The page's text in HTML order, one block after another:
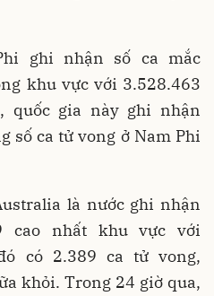
ghi nhận số ca mắc
khu vực với 3.528.463
quốc gia này ghi nhận
số ca tử vong ở Nam Phi
là nước ghi nhận
cao nhất khu vực với
có 2.389 ca tử vong,
khỏi. Trong 24 giờ qua,